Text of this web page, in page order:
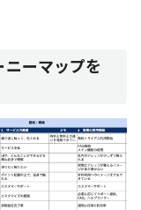
ーマップを